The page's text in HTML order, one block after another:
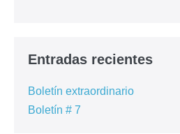
Entradas recientes
Boletín extraordinario
Boletín # 7